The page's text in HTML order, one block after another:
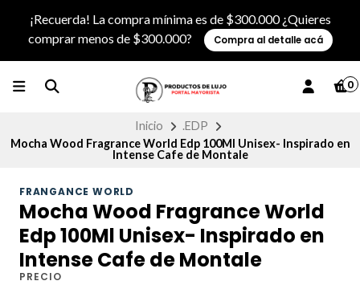
¡Recuerda! La compra mínima es de $300.000 ¿Quieres
comprar menos de $300.000?
Compra al detalle acá
0
Inicio
.EDP
Mocha Wood Fragrance World Edp 100Ml Unisex- Inspirado en
Intense Cafe de Montale
FRANGANCE WORLD
Mocha Wood Fragrance World
Edp 100Ml Unisex- Inspirado en
Intense Cafe de Montale
PRECIO